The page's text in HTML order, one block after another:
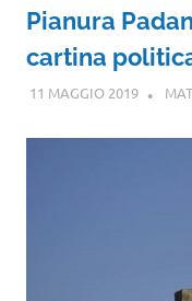
Pianura
cartina
11 MAGGIO 2019